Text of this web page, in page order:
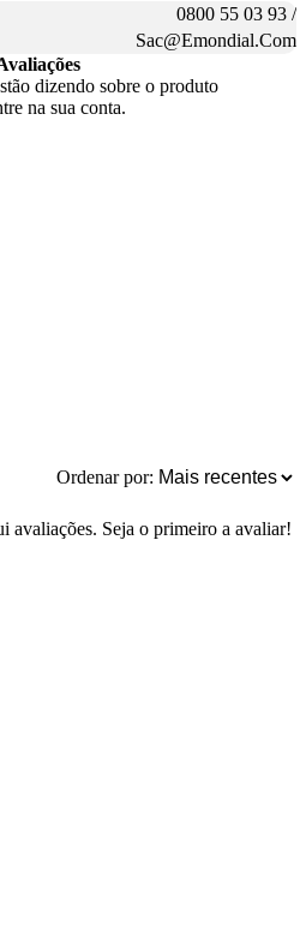
0800 55 03 93 /
Sac@Emondial.Com
dizendo sobre o produto
na sua conta.
Ordenar por:
avaliações. Seja o primeiro a avaliar!